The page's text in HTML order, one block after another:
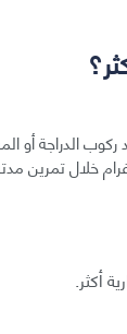
ركوب الدراجة
أكثر.